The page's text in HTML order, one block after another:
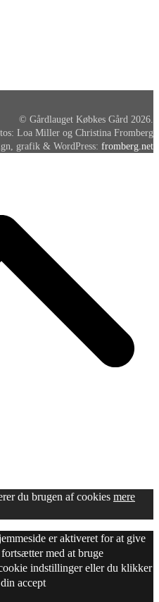
© Gårdlauget Købkes Gård 2026.
Loa Miller og Christina Fromberg
grafik & WordPress: fromberg.net
du brugen af cookies mere
er aktiveret for at give
med at bruge
indstillinger eller du klikker
accept